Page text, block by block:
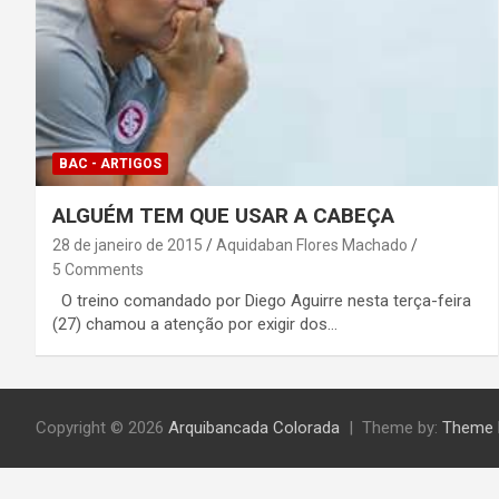
BAC - ARTIGOS
ALGUÉM TEM QUE USAR A CABEÇA
28 de janeiro de 2015
Aquidaban Flores Machado
5 Comments
O treino comandado por Diego Aguirre nesta terça-feira
(27) chamou a atenção por exigir dos…
Copyright © 2026 Arquibancada Colorada Theme by: Theme